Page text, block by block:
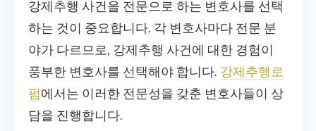
강제추행 사건을 전문으로 하는 변호사를 선택
하는 것이 중요합니다. 각 변호사마다 전문 분
야가 다르므로, 강제추행 사건에 대한 경험이
풍부한 변호사를 선택해야 합니다. 강제추행로
펌에서는 이러한 전문성을 갖춘 변호사들이 상
담을 진행합니다.